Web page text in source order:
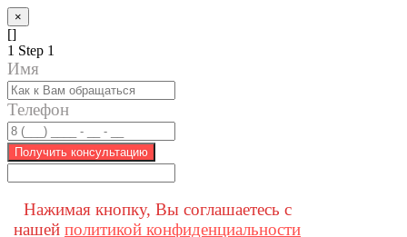
×
[]
1 Step 1
Имя
Телефон
Получить консультацию
Нажимая кнопку, Вы соглашаетесь с
нашей политикой конфиденциальности